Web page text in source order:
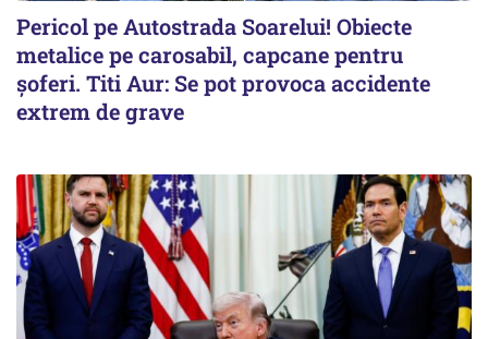
Pericol pe Autostrada Soarelui! Obiecte
metalice pe carosabil, capcane pentru
șoferi. Titi Aur: Se pot provoca accidente
extrem de grave